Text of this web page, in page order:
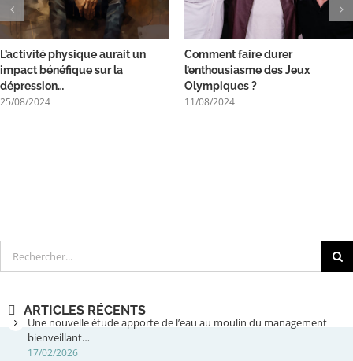
L’activité physique aurait un
impact bénéfique sur la
dépression…
25/08/2024
Comment faire durer
l’enthousiasme des Jeux
Olympiques ?
11/08/2024
Rechercher
ARTICLES RÉCENTS
Une nouvelle étude apporte de l’eau au moulin du management
bienveillant…
17/02/2026